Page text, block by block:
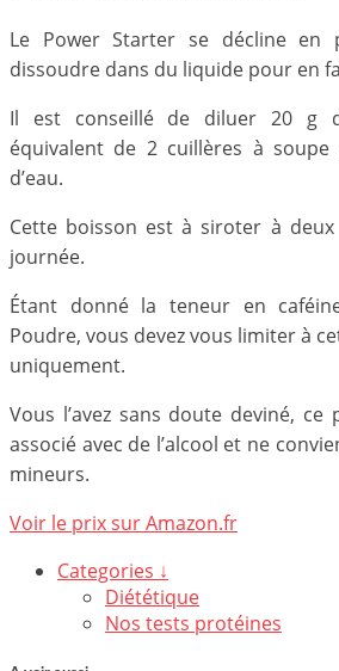
Le Power Starter se décline en
dissoudre dans du liquide pour en
Il est conseillé de diluer 20 g
équivalent de 2 cuillères à soupe
d’eau.
Cette boisson est à siroter à
journée.
Étant donné la teneur en
Poudre, vous devez vous limiter à
uniquement.
Vous l’avez sans doute deviné,
associé avec de l’alcool et ne
mineurs.
Voir le prix sur Amazon.fr
Categories ↓
Diététique
Nos tests protéines